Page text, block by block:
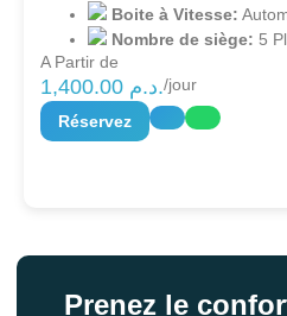
Boite à Vitesse:
Nombre de siège: 5
A Partir de
1,400.00 د.م./jour
Réservez
Prenez le